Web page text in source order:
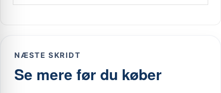
NÆSTE SKRIDT
Se mere før du køber